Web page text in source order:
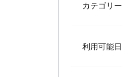
カテゴリー
利用可能日